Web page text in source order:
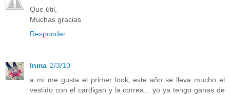
Que útil,
Muchas gracias
Responder
Inma 2/3/10
a mi me gusta el primer look, este año se lleva mucho el
vestido con el cardigan y la correa... yo ya tengo ganas de